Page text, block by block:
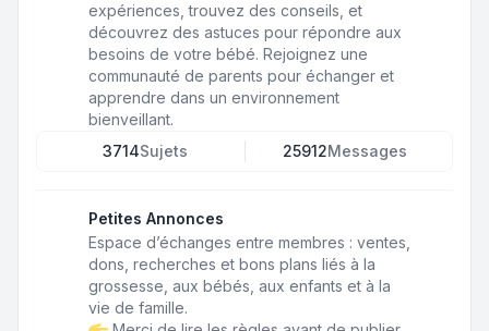
expériences, trouvez des conseils, et
découvrez des astuces pour répondre aux
besoins de votre bébé. Rejoignez une
communauté de parents pour échanger et
apprendre dans un environnement
bienveillant.
3714Sujets 25912Messages
Petites Annonces
Espace d’échanges entre membres : ventes,
dons, recherches et bons plans liés à la
grossesse, aux bébés, aux enfants et à la
vie de famille.